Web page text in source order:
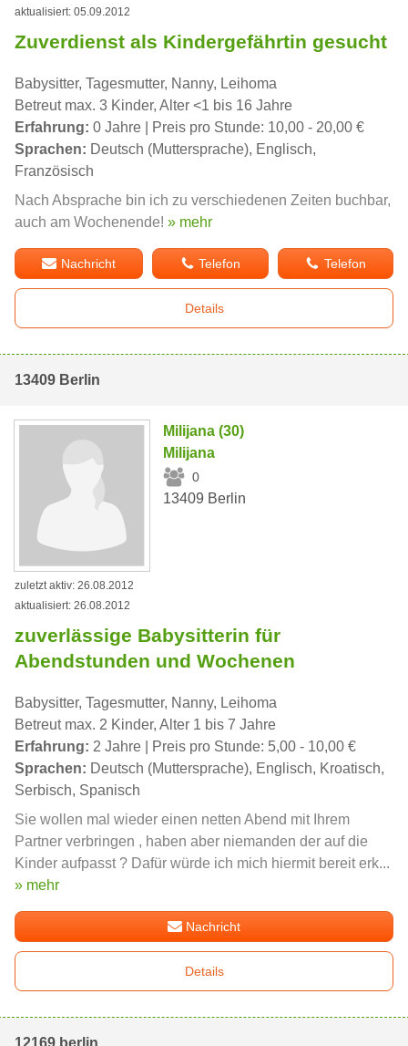
aktualisiert: 05.09.2012
Zuverdienst als Kindergefährtin gesucht
Babysitter, Tagesmutter, Nanny, Leihoma
Betreut max. 3 Kinder, Alter <1 bis 16 Jahre
Erfahrung: 0 Jahre | Preis pro Stunde: 10,00 - 20,00 €
Sprachen: Deutsch (Muttersprache), Englisch,
Französisch
Nach Absprache bin ich zu verschiedenen Zeiten buchbar,
auch am Wochenende! » mehr
Nachricht Telefon Telefon
Details
13409 Berlin
Milijana (30)
Milijana
0
13409 Berlin
zuletzt aktiv: 26.08.2012
aktualisiert: 26.08.2012
zuverlässige Babysitterin für
Abendstunden und Wochenen
Babysitter, Tagesmutter, Nanny, Leihoma
Betreut max. 2 Kinder, Alter 1 bis 7 Jahre
Erfahrung: 2 Jahre | Preis pro Stunde: 5,00 - 10,00 €
Sprachen: Deutsch (Muttersprache), Englisch, Kroatisch,
Serbisch, Spanisch
Sie wollen mal wieder einen netten Abend mit Ihrem
Partner verbringen , haben aber niemanden der auf die
Kinder aufpasst ? Dafür würde ich mich hiermit bereit erk...
» mehr
Nachricht
Details